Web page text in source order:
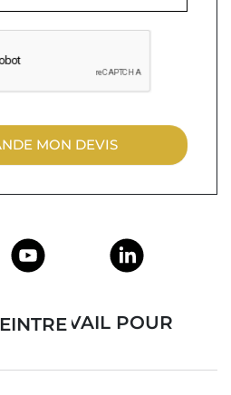
MON DEVIS
DE TRAVAIL POUR PEINTRE